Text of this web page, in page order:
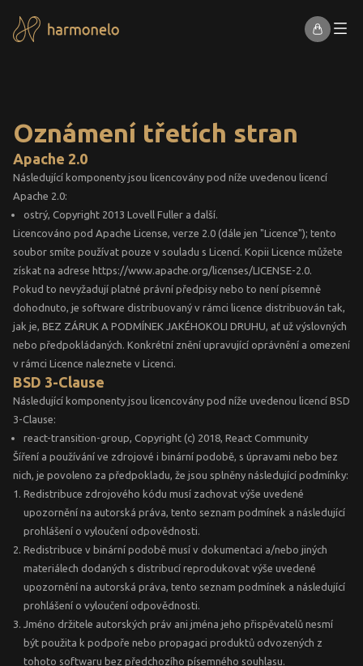
Oznámení třetích stran
Apache 2.0
Následující komponenty jsou licencovány pod níže uvedenou licencí
Apache 2.0:
ostrý, Copyright 2013 Lovell Fuller a další.
Licencováno pod Apache License, verze 2.0 (dále jen "Licence"); tento
soubor smíte používat pouze v souladu s Licencí. Kopii Licence můžete
získat na adrese https://www.apache.org/licenses/LICENSE-2.0.
Pokud to nevyžadují platné právní předpisy nebo to není písemně
dohodnuto, je software distribuovaný v rámci licence distribuován tak,
jak je, BEZ ZÁRUK A PODMÍNEK JAKÉHOKOLI DRUHU, ať už výslovných
nebo předpokládaných. Konkrétní znění upravující oprávnění a omezení
v rámci Licence naleznete v Licenci.
BSD 3-Clause
Následující komponenty jsou licencovány pod níže uvedenou licencí BSD
3-Clause:
react-transition-group, Copyright (c) 2018, React Community
Šíření a používání ve zdrojové i binární podobě, s úpravami nebo bez
nich, je povoleno za předpokladu, že jsou splněny následující podmínky:
Redistribuce zdrojového kódu musí zachovat výše uvedené
upozornění na autorská práva, tento seznam podmínek a následující
prohlášení o vyloučení odpovědnosti.
Redistribuce v binární podobě musí v dokumentaci a/nebo jiných
materiálech dodaných s distribucí reprodukovat výše uvedené
upozornění na autorská práva, tento seznam podmínek a následující
prohlášení o vyloučení odpovědnosti.
Jméno držitele autorských práv ani jména jeho přispěvatelů nesmí
být použita k podpoře nebo propagaci produktů odvozených z
tohoto softwaru bez předchozího písemného souhlasu.